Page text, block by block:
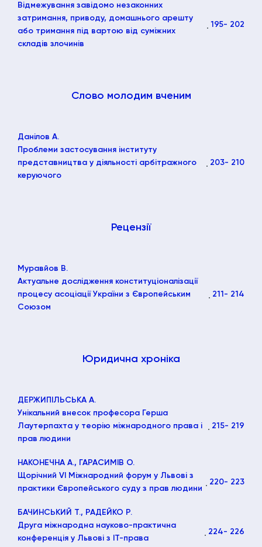
Відмежування завідомо незаконних
затримання, приводу, домашнього арешту
або тримання під вартою від суміжних
складів злочинів
195- 202
Слово молодим вченим
Данілов А.
Проблеми застосування інституту
представництва у діяльності арбітражного
керуючого
203- 210
Рецензії
Муравйов В.
Актуальне дослідження конституціоналізації
процесу асоціації України з Європейським
Союзом
211 - 214
Юридична хроніка
ДЕРЖИПІЛЬСЬКА А.
Унікальний внесок професора Герша
Лаутерпахта у теорію міжнародного права і
прав людини
215- 219
НАКОНЕЧНА А., ГАРАСИМІВ О.
Щорічний VI Міжнародний форум у Львові з
практики Європейського суду з прав людини
220- 223
БАЧИНСЬКИЙ Т., РАДЕЙКО Р.
Друга міжнародна науково-практична
конференція у Львові з ІТ-права
224- 226